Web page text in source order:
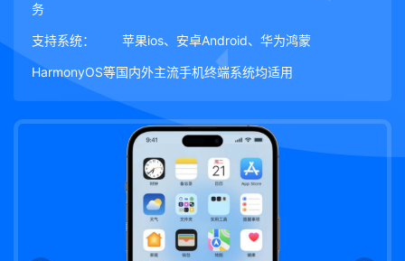
务
支持系统： 苹果ios、安卓Android、华为鸿蒙
HarmonyOS等国内外主流手机终端系统均适用